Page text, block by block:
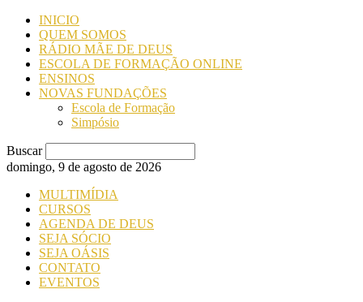
INICIO
QUEM SOMOS
RÁDIO MÃE DE DEUS
ESCOLA DE FORMAÇÃO ONLINE
ENSINOS
NOVAS FUNDAÇÕES
Escola de Formação
Simpósio
Buscar
domingo, 9 de agosto de 2026
MULTIMÍDIA
CURSOS
AGENDA DE DEUS
SEJA SÓCIO
SEJA OÁSIS
CONTATO
EVENTOS